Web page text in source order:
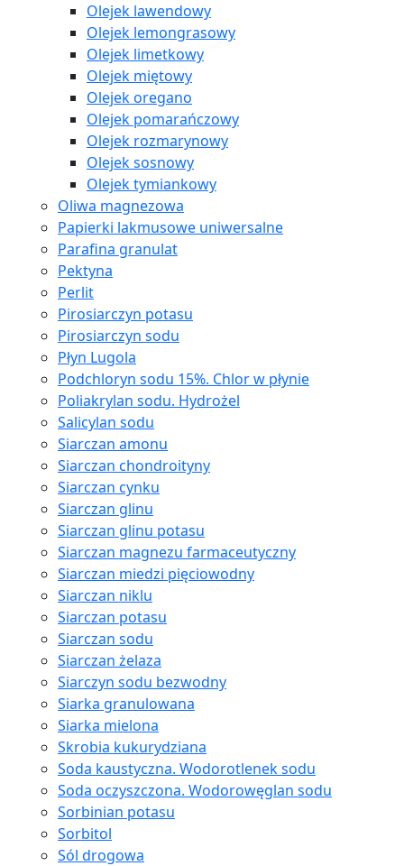
Olejek lawendowy
Olejek lemongrasowy
Olejek limetkowy
Olejek miętowy
Olejek oregano
Olejek pomarańczowy
Olejek rozmarynowy
Olejek sosnowy
Olejek tymiankowy
Oliwa magnezowa
Papierki lakmusowe uniwersalne
Parafina granulat
Pektyna
Perlit
Pirosiarczyn potasu
Pirosiarczyn sodu
Płyn Lugola
Podchloryn sodu 15%. Chlor w płynie
Poliakrylan sodu. Hydrożel
Salicylan sodu
Siarczan amonu
Siarczan chondroityny
Siarczan cynku
Siarczan glinu
Siarczan glinu potasu
Siarczan magnezu farmaceutyczny
Siarczan miedzi pięciowodny
Siarczan niklu
Siarczan potasu
Siarczan sodu
Siarczan żelaza
Siarczyn sodu bezwodny
Siarka granulowana
Siarka mielona
Skrobia kukurydziana
Soda kaustyczna. Wodorotlenek sodu
Soda oczyszczona. Wodorowęglan sodu
Sorbinian potasu
Sorbitol
Sól drogowa